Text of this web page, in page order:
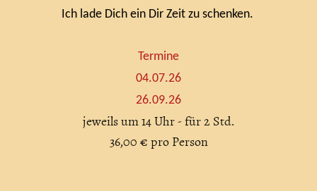
Ich lade Dich ein Dir Zeit zu schenken.
Termine
04.07.26
26.09.26
jeweils um 14 Uhr - für 2 Std.
36,00 € pro Person